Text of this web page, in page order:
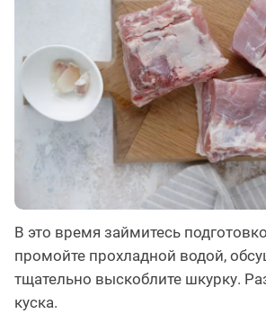
В это время займитесь
промойте прохладной водой,
тщательно выскоблите шкурку.
куска.